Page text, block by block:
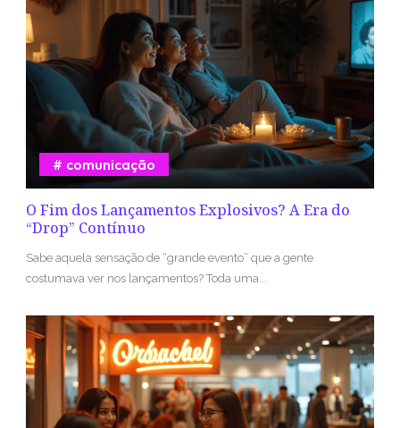
O Fim dos Lançamentos Explosivos? A Era do
“Drop” Contínuo
comunicação
Sabe aquela sensação de “grande evento” que a gente
costumava ver nos lançamentos? Toda uma...